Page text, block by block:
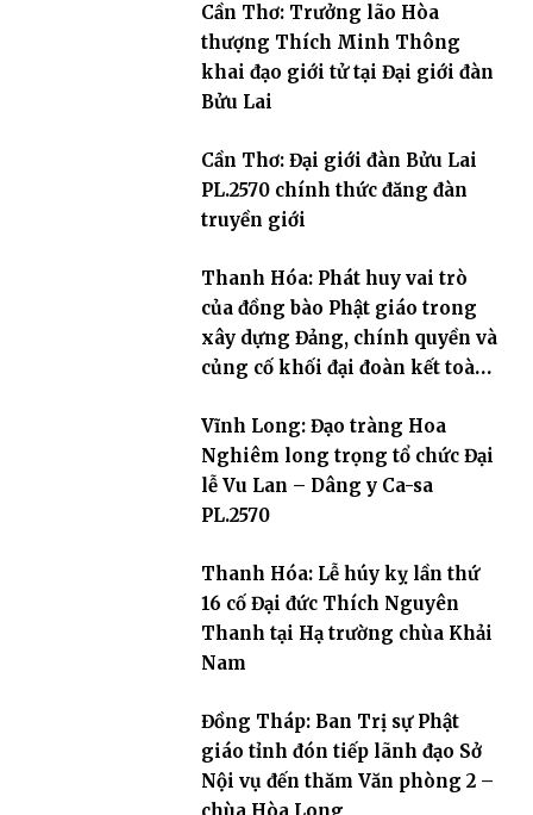
Cần Thơ: Trưởng lão Hòa
thượng Thích Minh Thông
khai đạo giới tử tại Đại giới đàn
Bửu Lai
Cần Thơ: Đại giới đàn Bửu Lai
PL.2570 chính thức đăng đàn
truyền giới
Thanh Hóa: Phát huy vai trò
của đồng bào Phật giáo trong
xây dựng Đảng, chính quyền và
củng cố khối đại đoàn kết toàn
Vĩnh Long: Đạo tràng Hoa
Nghiêm long trọng tổ chức Đại
lễ Vu Lan – Dâng y Ca-sa
PL.2570
Thanh Hóa: Lễ húy kỵ lần thứ
16 cố Đại đức Thích Nguyên
Thanh tại Hạ trường chùa Khải
Nam
Đồng Tháp: Ban Trị sự Phật
giáo tỉnh đón tiếp lãnh đạo Sở
Nội vụ đến thăm Văn phòng 2 –